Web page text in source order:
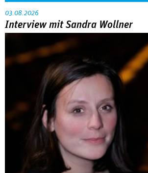
03.08.2026
Interview mit Sandra Wollner